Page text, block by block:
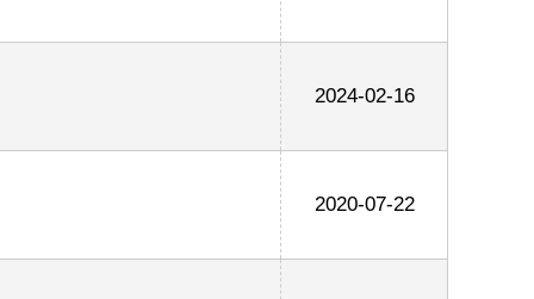
2024-02-16
2020-07-22